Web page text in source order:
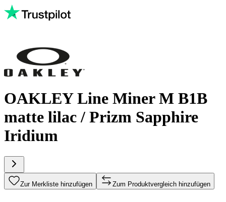
OAKLEY Line Miner M B1B
matte lilac / Prizm Sapphire
Iridium
Zur Merkliste hinzufügen Zum Produktvergleich hinzufügen